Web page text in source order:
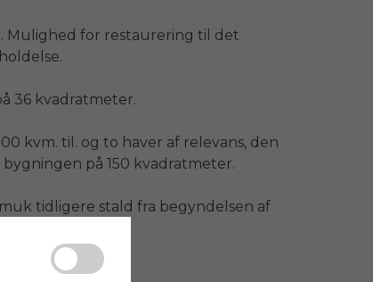
Mulighed for restaurering til det
36 kvadratmeter.
kvm. til. og to haver af relevans, den
på 150 kvadratmeter.
tidligere stald fra begyndelsen af